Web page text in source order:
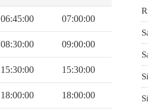
06:45:00 07:00:00
08:30:00 09:00:00
15:30:00 15:30:00
18:00:00 18:00:00